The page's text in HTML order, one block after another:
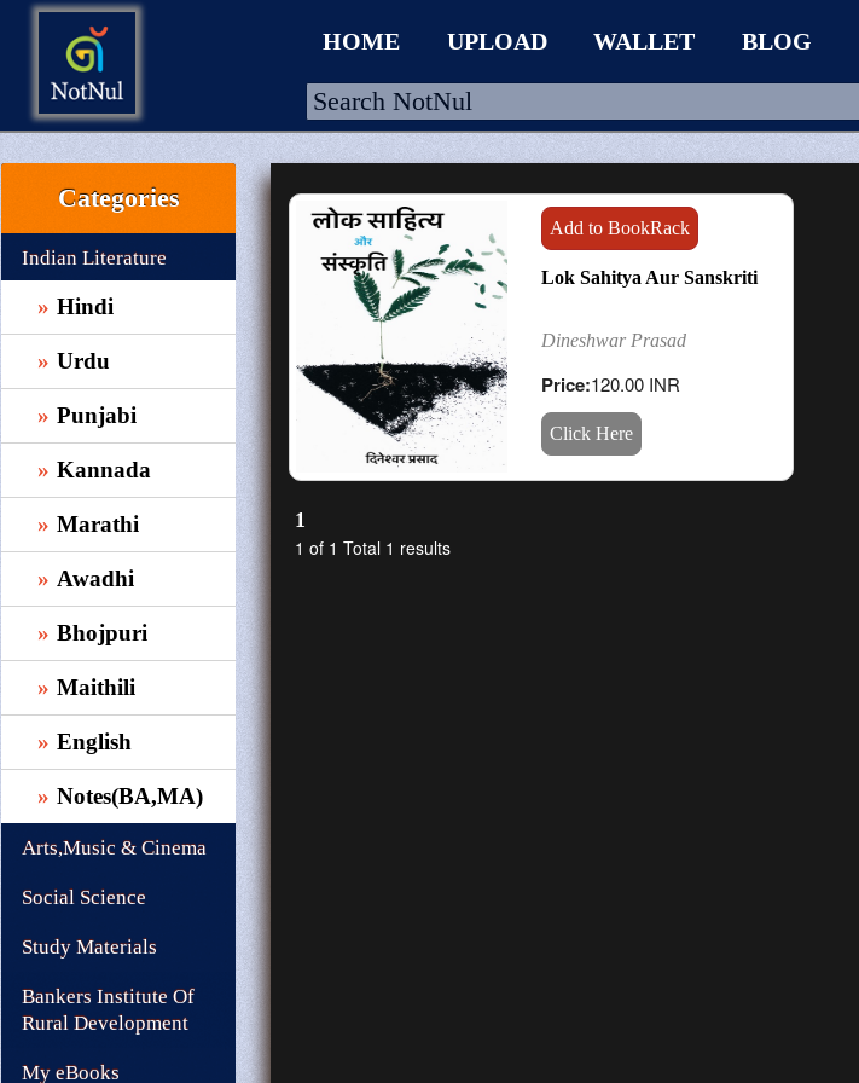
HOME
UPLOAD
WALLET
BLOG
ARRIVALS
CATEGORIES >
HOME UPLOAD WALLET BLOG
Categories
Indian Literature
Hindi
Urdu
Punjabi
Kannada
Marathi
Awadhi
Bhojpuri
Maithili
English
Notes(BA,MA)
Arts,Music & Cinema
Social Science
Study Materials
Bankers Institute Of
Rural Development
My eBooks
Add to BookRack
Lok Sahitya Aur Sanskriti
Dineshwar Prasad
Price:120.00 INR
Click Here
1
1 of 1 Total 1 results